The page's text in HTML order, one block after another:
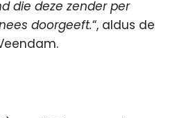
die deze zender per
doorgeeft.“, aldus de